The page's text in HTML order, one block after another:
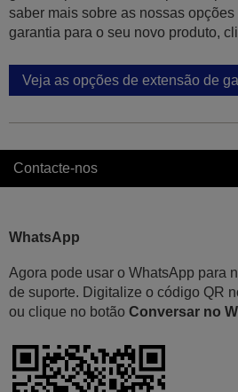
saber mais sobre as nossas
garantia para o seu novo produto,
Veja as opções de extensão de
Contacte-nos
WhatsApp
Agora pode usar o WhatsApp para
de suporte. Digitalize o código QR
ou clique no botão Conversar no